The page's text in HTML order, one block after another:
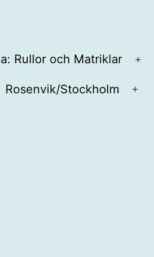
Rullor och Matriklar
Rosenvik/Stockholm